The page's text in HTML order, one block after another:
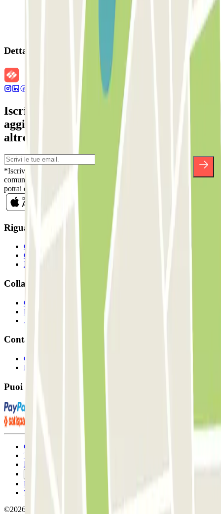
Dettagli della prenotazione
Iscriviti alla nostra Newsletter e rimani
aggiornato su sconti, concorsi e tante
altre sorprese.
*Iscrivendoti, accetti la nostra Informativa sulla Privacy per ricevere
comunicazioni commerciali da Parclick. Senza alcun impegno,
potrai disiscriverti quando vuoi direttamente dalla stessa newsletter.
Riguardo a Parclcik
Chi siamo
Come funziona?
I Nostri Parcheggi
Collaboriamo?
Collaboratori
Proprietari di parcheggio
Affiliati
Contatto
Contattaci
FAQ
Puoi utilizzare questi metodi di pagamento:
Condizioni contrattuali e di utilizzo
Termini di cancellazione
Politica sui cookies
Politica sulla privacy
Whistleblowing
©2026 Parclick. Tutti i diritti riservati